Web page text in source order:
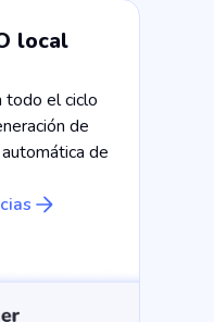
local
todo el ciclo
de
de